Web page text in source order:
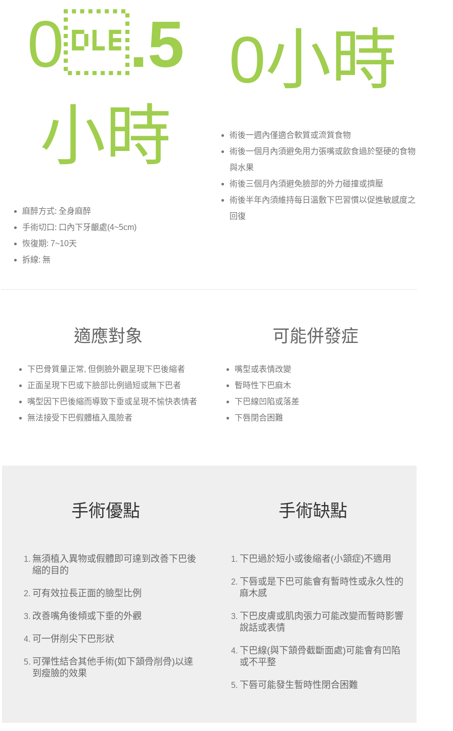
0.5
小時
麻醉方式: 全身麻醉
手術切口: 口內下牙齦處(4~5cm)
恢復期: 7~10天
拆線: 無
0小時
術後一週內僅適合軟質或流質食物
術後一個月內須避免用力張嘴或飲食過於堅硬的食物
與水果
術後三個月內須避免臉部的外力碰撞或擠壓
術後半年內須維持每日溫敷下巴習慣以促進敏感度之
回復
適應對象
下巴骨質量正常, 但側臉外觀呈現下巴後縮者
正面呈現下巴或下臉部比例過短或無下巴者
嘴型因下巴後縮而導致下垂或呈現不愉快表情者
無法接受下巴假體植入風險者
可能併發症
嘴型或表情改變
暫時性下巴麻木
下巴線凹陷或落差
下唇閉合困難
手術優點
無須植入異物或假體即可達到改善下巴後
縮的目的
可有效拉長正面的臉型比例
改善嘴角後傾或下垂的外觀
可一併削尖下巴形狀
可彈性結合其他手術(如下頷骨削骨)以達
到瘦臉的效果
手術缺點
下巴過於短小或後縮者(小頷症)不適用
下唇或是下巴可能會有暫時性或永久性的
麻木感
下巴皮膚或肌肉張力可能改變而暫時影響
說話或表情
下巴線(與下頷骨截斷面處)可能會有凹陷
或不平整
下唇可能發生暫時性閉合困難